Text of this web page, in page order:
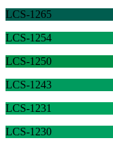
LCS-1265
LCS-1254
LCS-1250
LCS-1243
LCS-1231
LCS-1230